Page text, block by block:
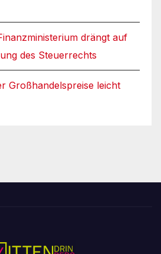
drängt auf
des Steuerrechts
Großhandelspreise leicht